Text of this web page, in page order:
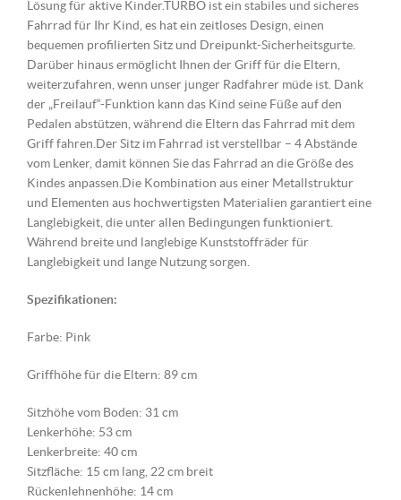
Lösung für aktive Kinder.TURBO ist ein stabiles und sicheres
Fahrrad für Ihr Kind, es hat ein zeitloses Design, einen
bequemen profilierten Sitz und Dreipunkt-Sicherheitsgurte.
Darüber hinaus ermöglicht Ihnen der Griff für die Eltern,
weiterzufahren, wenn unser junger Radfahrer müde ist. Dank
der „Freilauf“-Funktion kann das Kind seine Füße auf den
Pedalen abstützen, während die Eltern das Fahrrad mit dem
Griff fahren.Der Sitz im Fahrrad ist verstellbar – 4 Abstände
vom Lenker, damit können Sie das Fahrrad an die Größe des
Kindes anpassen.Die Kombination aus einer Metallstruktur
und Elementen aus hochwertigsten Materialien garantiert eine
Langlebigkeit, die unter allen Bedingungen funktioniert.
Während breite und langlebige Kunststoffräder für
Langlebigkeit und lange Nutzung sorgen.
Spezifikationen:
Farbe: Pink
Griffhöhe für die Eltern: 89 cm
Sitzhöhe vom Boden: 31 cm
Lenkerhöhe: 53 cm
Lenkerbreite: 40 cm
Sitzfläche: 15 cm lang, 22 cm breit
Rückenlehnenhöhe: 14 cm